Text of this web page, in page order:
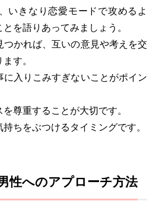
いきなり恋愛モードで攻めるよ
を語りあってみましょう。
かれば、互いの意見や考えを交
す。
に入りこみすぎないことがポイン
尊重することが大切です。
ちをぶつけるタイミングです。
性へのアプローチ方法